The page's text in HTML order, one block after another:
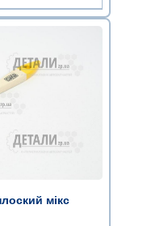
мікс